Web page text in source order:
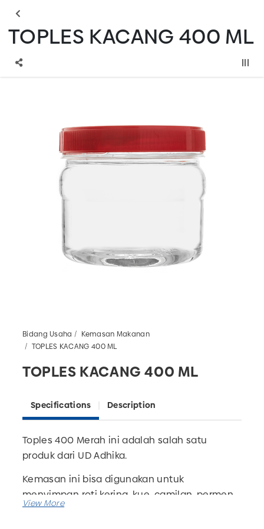
TOPLES KACANG 400 ML
Bidang Usaha
Kemasan Makanan
TOPLES KACANG 400 ML
TOPLES KACANG 400 ML
Specifications Description
Toples 400 Merah ini adalah salah satu
produk dari UD Adhika.
Kemasan ini bisa digunakan untuk
menyimpan roti kering, kue, camilan, permen,
dan lain sebagainya. Sangat cocok untuk